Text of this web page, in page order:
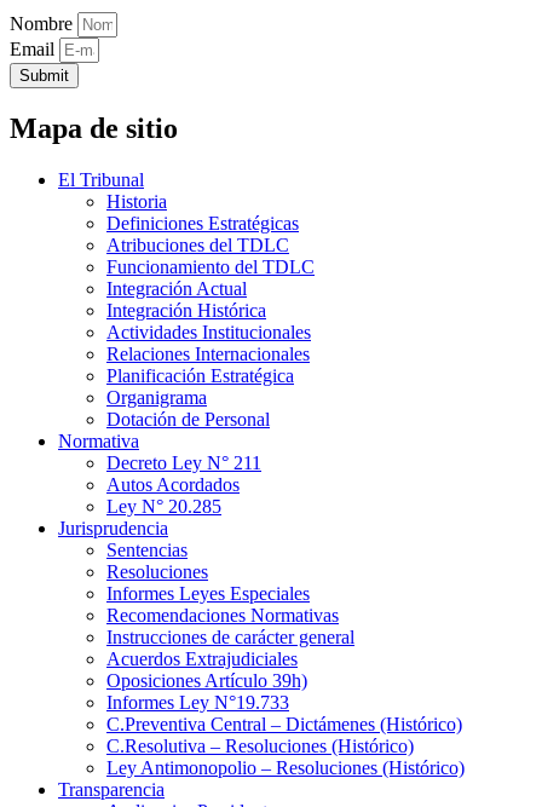
Nombre
Email
Submit
Mapa de sitio
El Tribunal
Historia
Definiciones Estratégicas
Atribuciones del TDLC
Funcionamiento del TDLC
Integración Actual
Integración Histórica
Actividades Institucionales
Relaciones Internacionales
Planificación Estratégica
Organigrama
Dotación de Personal
Normativa
Decreto Ley N° 211
Autos Acordados
Ley N° 20.285
Jurisprudencia
Sentencias
Resoluciones
Informes Leyes Especiales
Recomendaciones Normativas
Instrucciones de carácter general
Acuerdos Extrajudiciales
Oposiciones Artículo 39h)
Informes Ley N°19.733
C.Preventiva Central – Dictámenes (Histórico)
C.Resolutiva – Resoluciones (Histórico)
Ley Antimonopolio – Resoluciones (Histórico)
Transparencia